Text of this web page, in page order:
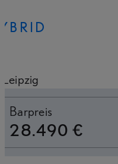
Leipzig
Barpreis
28.490 €